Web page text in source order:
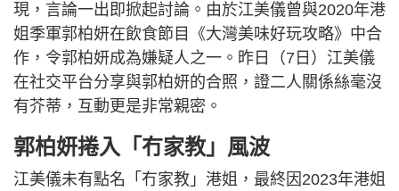
現，言論一出即掀起討論。由於江美儀曾與2020年港
姐季軍郭柏妍在飲食節目《大灣美味好玩攻略》中合
作，令郭柏妍成為嫌疑人之一。昨日（7日）江美儀
在社交平台分享與郭柏妍的合照，證二人關係絲毫沒
有芥蒂，互動更是非常親密。
郭柏妍捲入「冇家教」風波
江美儀未有點名「冇家教」港姐，最終因2023年港姐